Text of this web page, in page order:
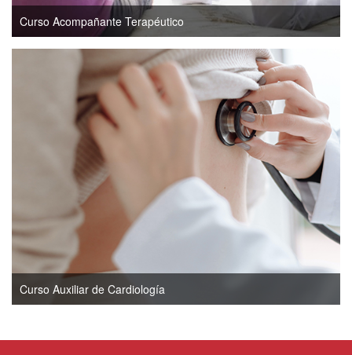
Curso Acompañante Terapéutico
Curso Auxiliar de Cardiología